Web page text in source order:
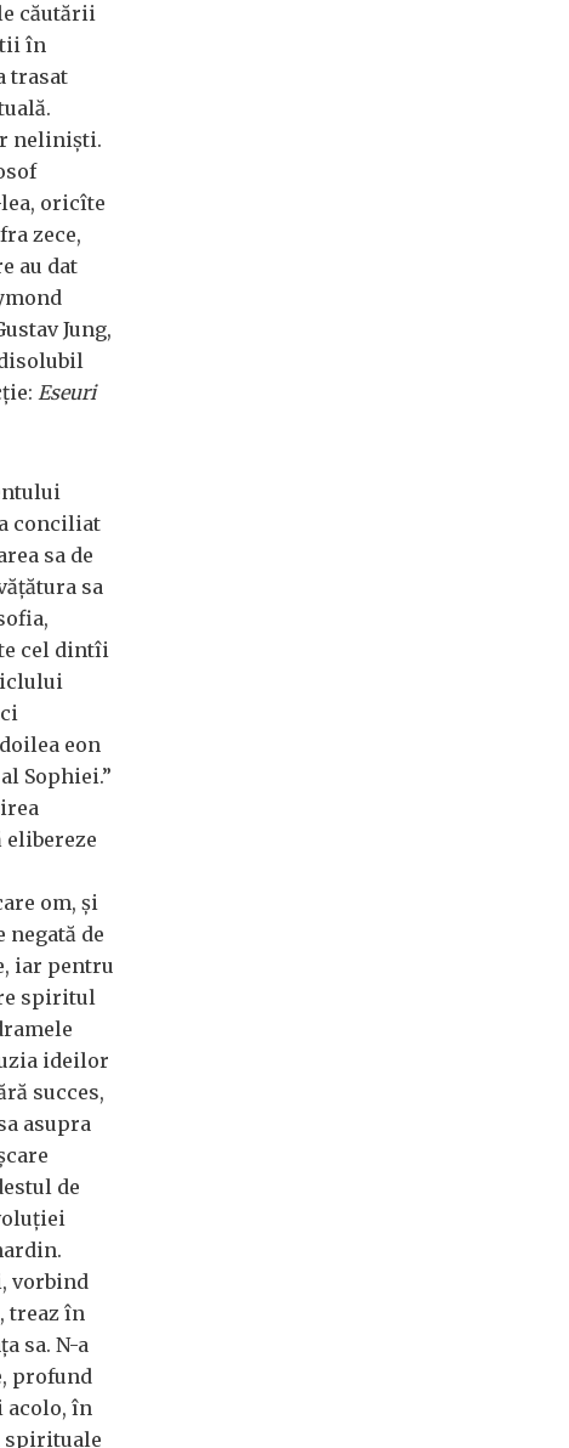
căutării
în
trasat
neliniști.
oricîte
zece,
au dat
Jung,
Eseuri
conciliat
sa de
sa
cel dintîi
eon
Sophiei.”
om, și
de
iar pentru
spiritul
ideilor
succes,
asupra
de
vorbind
treaz în
sa. N-a
profund
acolo, în
spirituale